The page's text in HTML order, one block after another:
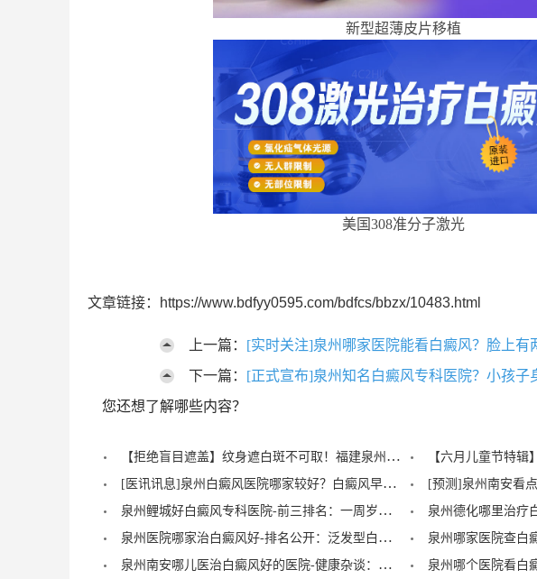
新型超薄皮片移植
美国308准分子激光
文章链接：https://www.bdfyy0595.com/bdfcs/bbzx/10483.html
上一篇： [实时关注]泉州哪家医院能看白癜风？脸上有
下一篇： [正式宣布]泉州知名白癜风专科医院？小孩子
您还想了解哪些内容？
【拒绝盲目遮盖】纹身遮白斑不可取！福建泉州中科白癜风医院倡导科学诊疗，从根源唤醒黑色素
[医讯讯息]泉州白癜风医院哪家较好？白癜风早期症状能治愈？
泉州鲤城好白癜风专科医院-前三排名：一周岁宝宝有白癜风症状？
泉州医院哪家治白癜风好-排名公开：泛发型白癜风怎么治疗才正确？
泉州南安哪儿医治白癜风好的医院-健康杂谈：治疗儿童脚部白癜风要注重什么？